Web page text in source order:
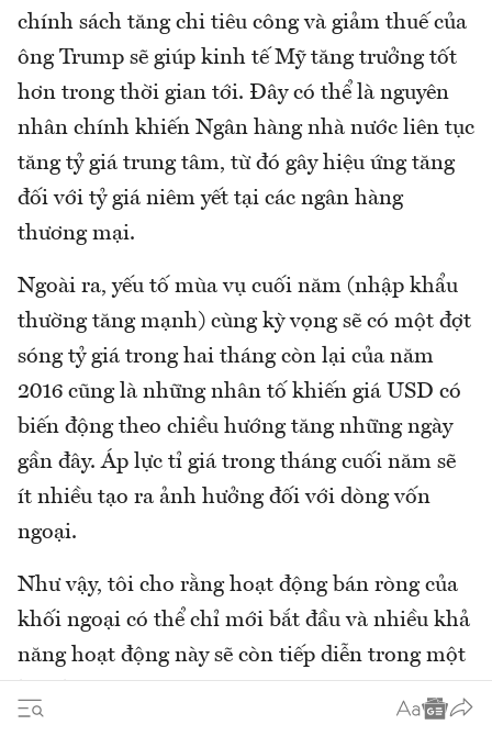
chính sách tăng chi tiêu công và giảm thuế của
ông Trump sẽ giúp kinh tế Mỹ tăng trưởng tốt
hơn trong thời gian tới. Đây có thể là nguyên
nhân chính khiến Ngân hàng nhà nước liên tục
tăng tỷ giá trung tâm, từ đó gây hiệu ứng tăng
đối với tỷ giá niêm yết tại các ngân hàng
thương mại.
Ngoài ra, yếu tố mùa vụ cuối năm (nhập khẩu
thường tăng mạnh) cùng kỳ vọng sẽ có một đợt
sóng tỷ giá trong hai tháng còn lại của năm
2016 cũng là những nhân tố khiến giá USD có
biến động theo chiều hướng tăng những ngày
gần đây. Áp lực tỉ giá trong tháng cuối năm sẽ
ít nhiều tạo ra ảnh hưởng đối với dòng vốn
ngoại.
Như vậy, tôi cho rằng hoạt động bán ròng của
khối ngoại có thể chỉ mới bắt đầu và nhiều khả
năng hoạt động này sẽ còn tiếp diễn trong một